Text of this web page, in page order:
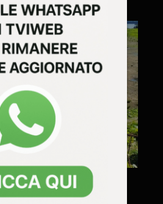
CURIOSITÀ - LIFESTYLE
Luglio 2026 - 16.54